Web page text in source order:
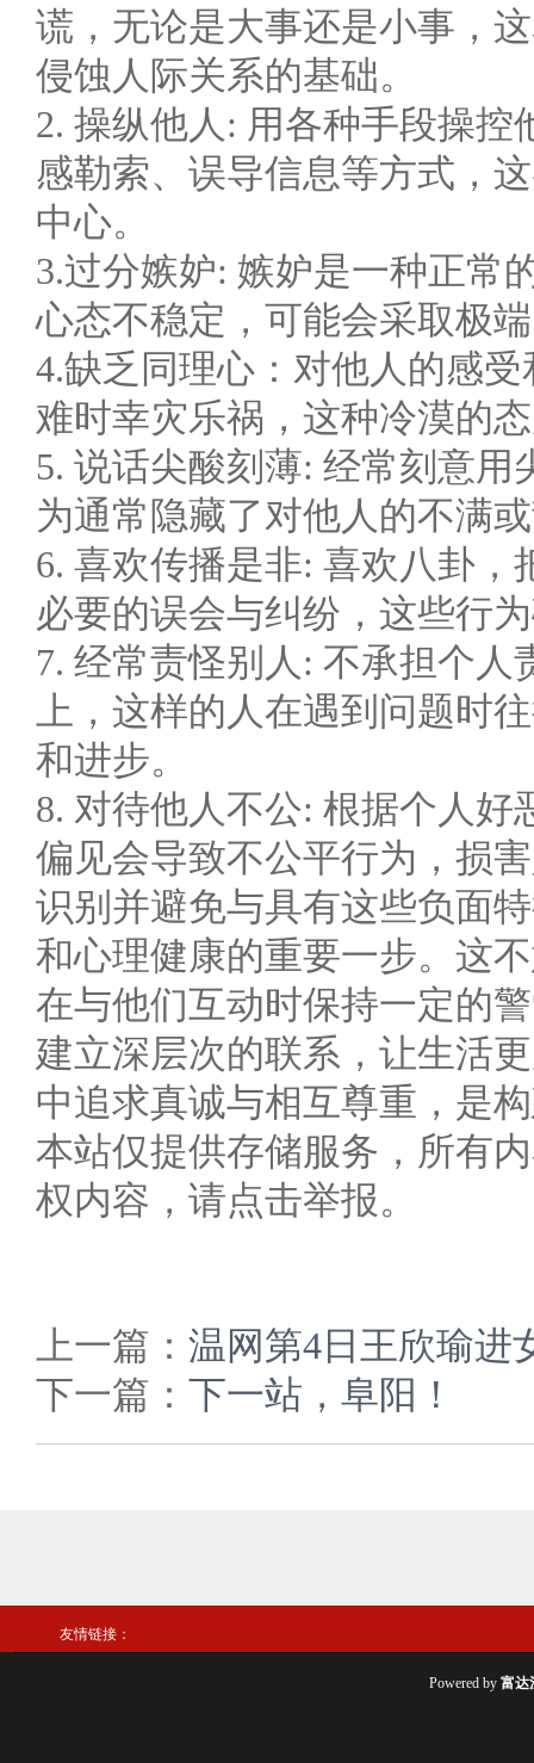
谎，无论是大事还是小事，
侵蚀人际关系的基础。
2. 操纵他人: 用各种手段操
感勒索、误导信息等方式，
中心。
3.过分嫉妒: 嫉妒是一种正常
心态不稳定，可能会采取极
4.缺乏同理心：对他人的感
难时幸灾乐祸，这种冷漠的
5. 说话尖酸刻薄: 经常刻意
为通常隐藏了对他人的不满
6. 喜欢传播是非: 喜欢八卦
必要的误会与纠纷，这些行
7. 经常责怪别人: 不承担个
上，这样的人在遇到问题时
和进步。
8. 对待他人不公: 根据个人
偏见会导致不公平行为，损
识别并避免与具有这些负面
和心理健康的重要一步。这
在与他们互动时保持一定的
建立深层次的联系，让生活
中追求真诚与相互尊重，是
本站仅提供存储服务，所有
权内容，请点击举报。
上一篇： 温网第4日王欣瑜进
下一篇： 下一站，阜阳！
友情链接：
Powered by 富达